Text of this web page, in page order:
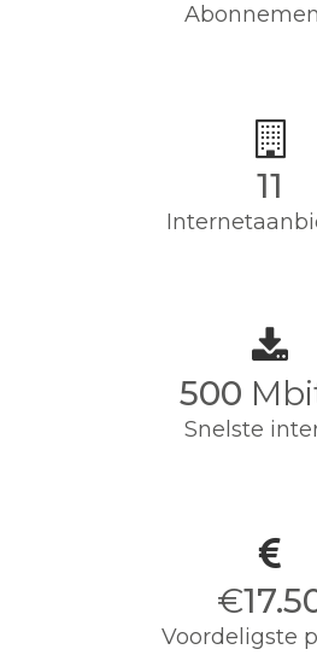
11
500
Snelste
€
Voordeligste